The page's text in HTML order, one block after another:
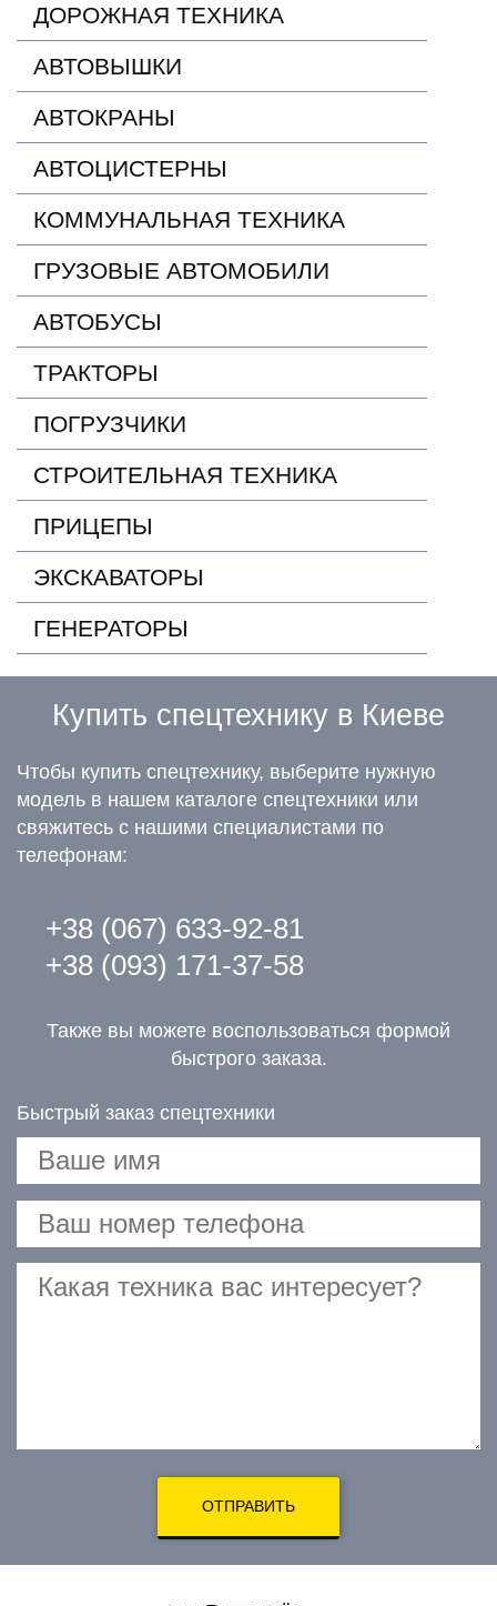
ДОРОЖНАЯ ТЕХНИКА
АВТОВЫШКИ
АВТОКРАНЫ
АВТОЦИСТЕРНЫ
КОММУНАЛЬНАЯ ТЕХНИКА
ГРУЗОВЫЕ АВТОМОБИЛИ
АВТОБУСЫ
ТРАКТОРЫ
ПОГРУЗЧИКИ
СТРОИТЕЛЬНАЯ ТЕХНИКА
ПРИЦЕПЫ
ЭКСКАВАТОРЫ
ГЕНЕРАТОРЫ
Купить спецтехнику в Киеве
Чтобы купить спецтехнику, выберите нужную
модель в нашем каталоге спецтехники или
свяжитесь с нашими специалистами по
телефонам:
+38 (067) 633-92-81
+38 (093) 171-37-58
Также вы можете воспользоваться формой
быстрого заказа.
Быстрый заказ спецтехники
ОТПРАВИТЬ